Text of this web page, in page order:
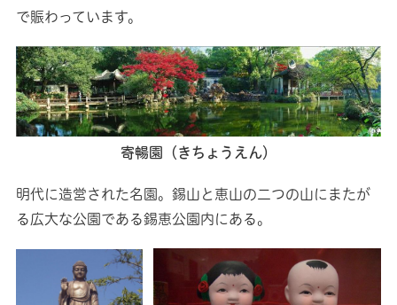
で賑わっています。
寄暢園（きちょうえん）
明代に造営された名園。錫山と恵山の二つの山にまたが
る広大な公園である錫恵公園内にある。